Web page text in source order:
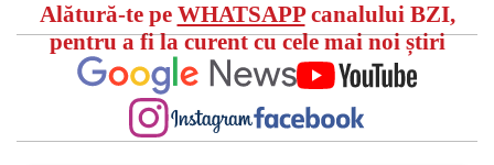
Alătură-te pe WHATSAPPcanalului BZI,
pentru a fi la curent cu cele mai noi știri